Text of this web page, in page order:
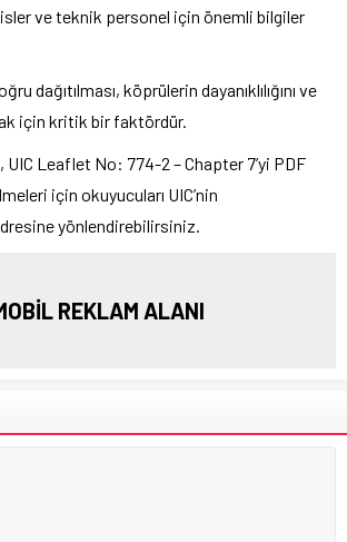
ve teknik personel için önemli bilgiler
dağıtılması, köprülerin dayanıklılığını ve
için kritik bir faktördür.
UIC Leaflet No: 774-2 – Chapter 7’yi PDF
için okuyucuları UIC’nin
yönlendirebilirsiniz.
REKLAM ALANI